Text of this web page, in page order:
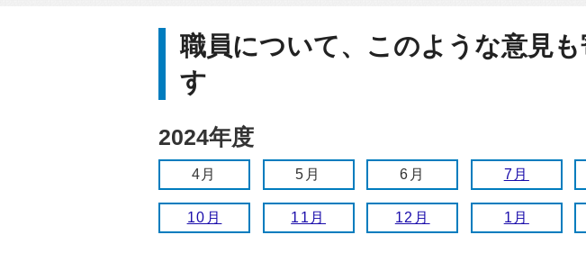
職員について、このような意見
す
2024年度
4月 5月 6月 7月
10月 11月 12月 1月